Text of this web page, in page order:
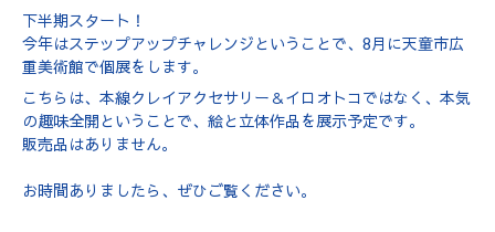
下半期スタート！
今年はステップアップチャレンジということで、8月に天童市広
重美術館で個展をします。
こちらは、本線クレイアクセサリー＆イロオトコではなく、本気
の趣味全開ということで、絵と立体作品を展示予定です。
販売品はありません。
お時間ありましたら、ぜひご覧ください。